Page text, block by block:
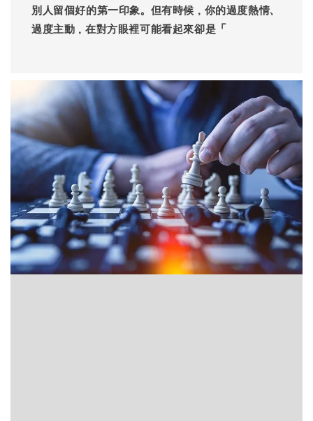
別人留個好的第一印象。但有時候，你的過度熱情、
過度主動，在對方眼裡可能看起來卻是「